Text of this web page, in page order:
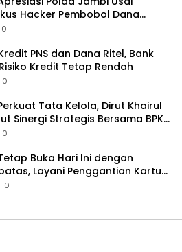
Hacker Pembobol Dana
0
PNS dan Dana Ritel, Bank
Kredit Tetap Rendah
0
Tata Kelola, Dirut Khairul
Sinergi Strategis Bersama BPKP
0
Buka Hari Ini dengan
Layani Penggantian Kartu
PIN
0